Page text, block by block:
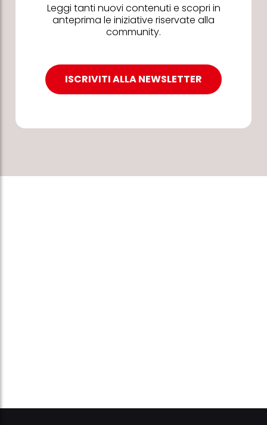
Leggi tanti nuovi contenuti e scopri in
anteprima le iniziative riservate alla
community.
ISCRIVITI ALLA NEWSLETTER